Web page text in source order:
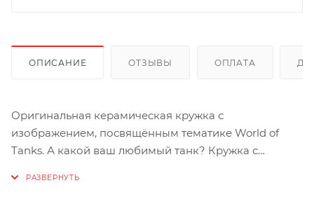
ОПИСАНИЕ ОТЗЫВЫ ОПЛАТА
Оригинальная керамическая кружка с
изображением, посвящённым тематике World of
Tanks. А какой ваш любимый танк? Кружка с